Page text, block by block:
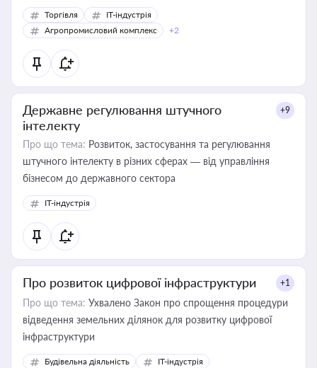
Торгівля
IT-індустрія
Агропромисловий комплекс
+2
Державне регулювання штучного
інтелекту
+9
Про що тема: Розвиток, застосування та регулювання
штучного інтелекту в різних сферах — від управління
бізнесом до державного сектора
IT-індустрія
Про розвиток цифрової інфраструктури +1
Про що тема: Ухвалено Закон про спрощення процедури
відведення земельних ділянок для розвитку цифрової
інфраструктури
Будівельна діяльність IT-індустрія